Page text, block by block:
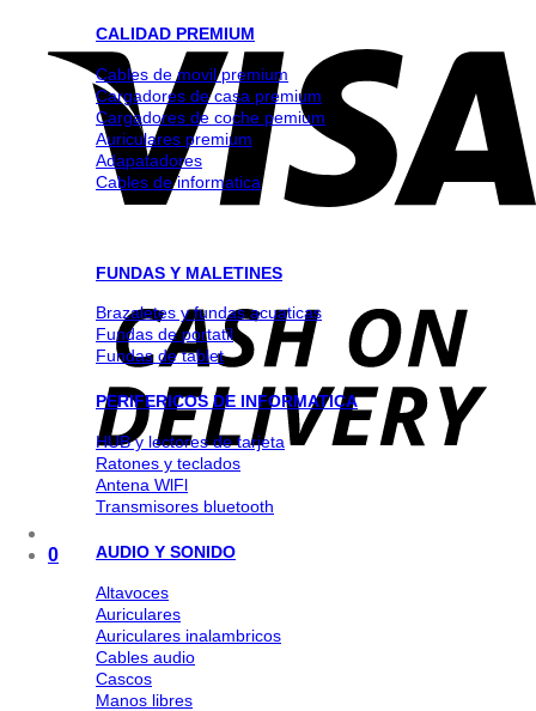
0
CALIDAD PREMIUM
Cables de movil premium
Cargadores de casa premium
Cargadores de coche pemium
Auriculares premium
Adapatadores
Cables de informatica
FUNDAS Y MALETINES
Brazaletes y fundas acuaticas
Fundas de portatil
Fundas de tablet
PERIFERICOS DE INFORMATICA
HUB y lectores de tarjeta
Ratones y teclados
Antena WlFl
Transmisores bluetooth
AUDIO Y SONIDO
Altavoces
Auriculares
Auriculares inalambricos
Cables audio
Cascos
Manos libres